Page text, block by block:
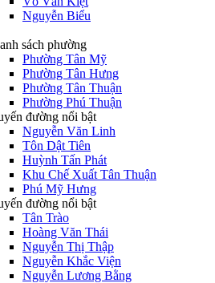
Nguyễn Biểu
sách phường
Phường Tân Mỹ
Phường Tân Hưng
Phường Tân Thuận
Phường Phú Thuận
đường nổi bật
Nguyễn Văn Linh
Tôn Dật Tiên
Huỳnh Tấn Phát
Khu Chế Xuất Tân Thuận
Phú Mỹ Hưng
đường nổi bật
Tân Trào
Hoàng Văn Thái
Nguyễn Thị Thập
Nguyễn Khắc Viện
Nguyễn Lương Bằng